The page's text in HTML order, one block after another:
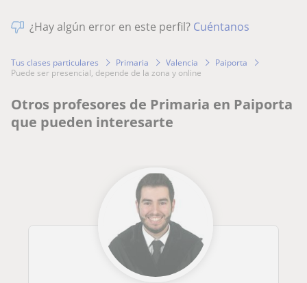
¿Hay algún error en este perfil? Cuéntanos
Tus clases particulares Primaria Valencia
Paiporta
puede ser presencial, depende de la zona y online
Otros profesores de Primaria en Paiporta
que pueden interesarte